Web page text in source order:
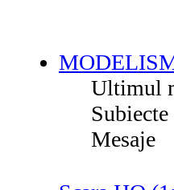
Ultimul
Subiecte
Mesaje